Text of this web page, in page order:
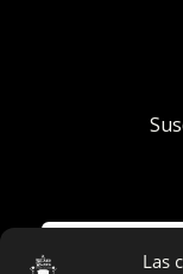
Las